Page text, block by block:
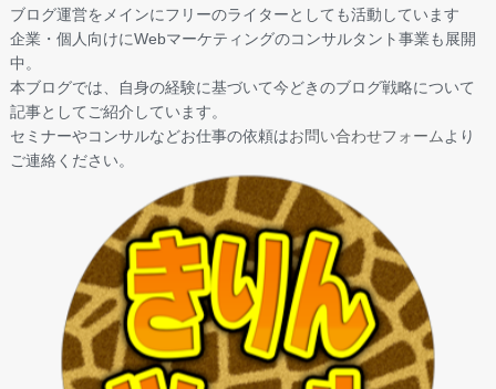
ブログ運営をメインにフリーのライターとしても活動しています
企業・個人向けにWebマーケティングのコンサルタント事業も展開
中。
本ブログでは、自身の経験に基づいて今どきのブログ戦略について
記事としてご紹介しています。
セミナーやコンサルなどお仕事の依頼はお問い合わせフォーム より
ご連絡ください。